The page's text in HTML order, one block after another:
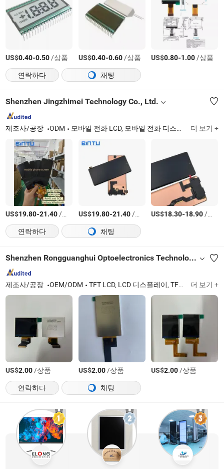
US$0.40-0.50/상품 US$0.40-0.60/상품 US$0.80-1.00/상품
연락하다
채팅
Shenzhen Jingzhimei Technology Co., Ltd.
제조사/공장 ODM 모바일 전화 LCD, 모바일 전화 디스플레이, LCD 화면, 전화 화면, 전화 액세서리, OLED 디스플레이, 소프트 OLED 모바일 전화 LCD 디스플레이, 모바일 전화용 OLED 디스플레이 더 보기 +
US$19.80-21.40/상품 US$19.80-21.40/상품 US$18.30-18.90/상품
연락하다
채팅
Shenzhen Rongguanghui Optoelectronics Technology Co., Ltd
제조사/공장 OEM/ODM TFT LCD, LCD 디스플레이, TFT LCD 스크린, TFT LCD 디스플레이 더 보기 +
US$2.00/상품 US$2.00/상품 US$2.00/상품
연락하다
채팅